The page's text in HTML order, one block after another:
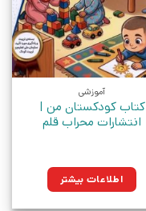
آموزشی
کتاب کودکستان‌ من |
انتشارات محراب قلم
اطلاعات بیشتر